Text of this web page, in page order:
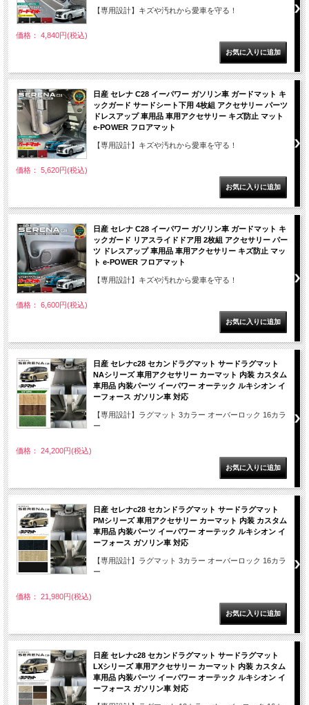
【専用設計】キズや汚れから愛車を守る！
価格： 4,840円(税込)
日産 セレナ C28 イーパワー ガソリン車 ガードマット キ
ックガード サードシート下用 4枚組 アクセサリー パーツ
ドレスアップ 車用品 車用アクセサリー キズ防止 マット
e-POWER フロアマット
【専用設計】キズや汚れから愛車を守る！
価格： 5,620円(税込)
日産 セレナ C28 イーパワー ガソリン車 ガードマット キ
ックガード リアスライドドア用 2枚組 アクセサリー パー
ツ ドレスアップ 車用品 車用アクセサリー キズ防止 マッ
ト e-POWER フロアマット
【専用設計】キズや汚れから愛車を守る！
価格： 6,600円(税込)
日産 セレナc28 セカンドラグマット サードラグマット
NAシリーズ 車用アクセサリー カーマット 内装 カスタム
車用品 内装パーツ イーパワー オーテック ルキシオン イ
ーフォース ガソリン車 対応
【専用設計】ラグマット 3カラー オーバーロック 16カラ
ー
価格： 24,200円(税込)
日産 セレナc28 セカンドラグマット サードラグマット
PMシリーズ 車用アクセサリー カーマット 内装 カスタム
車用品 内装パーツ イーパワー オーテック ルキシオン イ
ーフォース ガソリン車 対応
【専用設計】ラグマット 3カラー オーバーロック 16カラ
ー
価格： 21,980円(税込)
日産 セレナc28 セカンドラグマット サードラグマット
LXシリーズ 車用アクセサリー カーマット 内装 カスタム
車用品 内装パーツ イーパワー オーテック ルキシオン イ
ーフォース ガソリン車 対応